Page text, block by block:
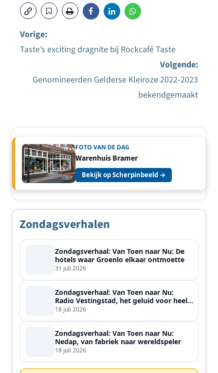
navigatie
Vorige:
Taste’s exciting dragnite bij Rockcafé Taste
Volgende:
Genomineerden Gelderse Kleiroze 2022-2023
bekendgemaakt
FOTO VAN DE DAG
Warenhuis Bramer
Bekijk op Scherpinbeeld →
Zondagsverhalen
Zondagsverhaal: Van Toen naar Nu: De
hotels waar Groenlo elkaar ontmoette
31 juli 2026
Zondagsverhaal: Van Toen naar Nu:
Radio Vestingstad, het geluid voor heel
de streek
18 juli 2026
Zondagsverhaal: Van Toen naar Nu:
Nedap, van fabriek naar wereldspeler
18 juli 2026